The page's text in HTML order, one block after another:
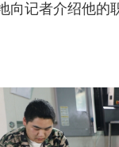
向记者介绍他的